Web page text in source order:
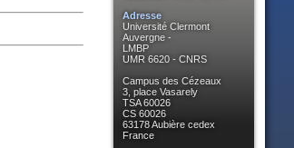
Adresse
Université Clermont
Auvergne -
LMBP
UMR 6620 - CNRS
Campus des Cézeaux
3, place Vasarely
TSA 60026
CS 60026
63178 Aubière cedex
France